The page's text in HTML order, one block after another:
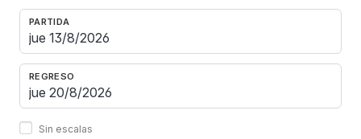
PARTIDA
REGRESO
Sin escalas